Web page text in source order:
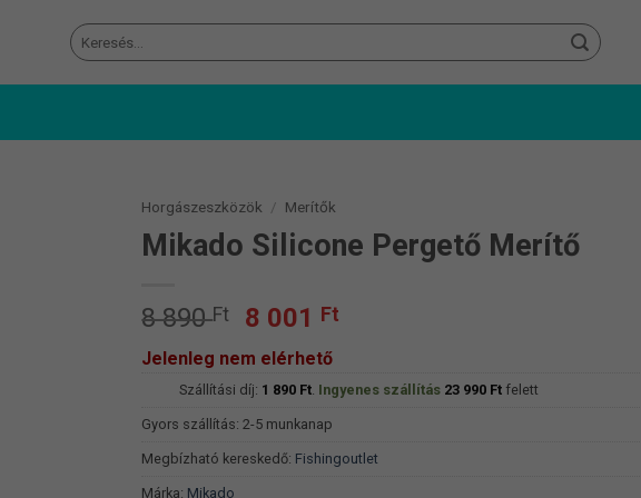
Keresés
a
Horgászeszközök / Merítők
Mikado Silicone Pergető Merítő
8 890Ft
Original
price
was:
8
890 Ft.
8 001 FtCurrent
8
Jelenleg nem elérhető
Szállítási díj: 1 890 Ft. Ingyenes szállítás 23 990 Ftfelett
Gyors szállítás: 2-5 munkanap
Megbízható kereskedő: Fishingoutlet
Márka: Mikado